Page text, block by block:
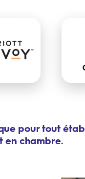
pour tout
en chambre.